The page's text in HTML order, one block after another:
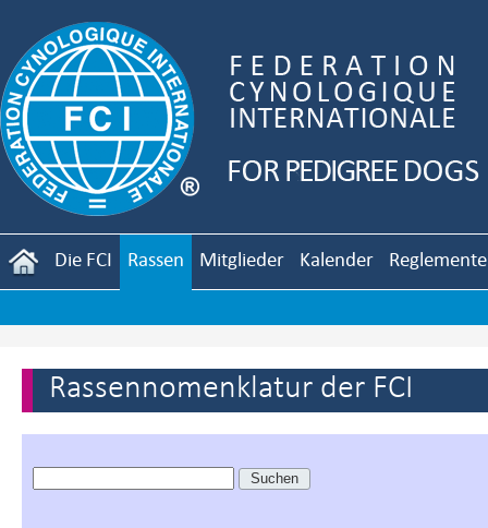
Die FCI Rassen Mitglieder Kalender Reglemente
Rassennomenklatur der FCI